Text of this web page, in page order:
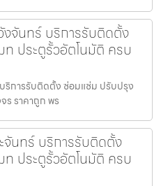
จันทร์ บริการรับติดตั้ง
ประตูรั้วอัตโนมัติ ครบ
การรับติดตั้ง ซ่อมแซ่ม ปรับปรุง
ร ราคาถูก พร
จันทร์ บริการรับติดตั้ง
ประตูรั้วอัตโนมัติ ครบ